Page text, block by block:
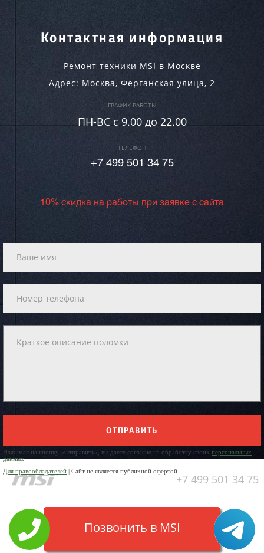
Контактная информация
Ремонт техники MSI в Москве
Адрес: Москва, Ферганская улица, 2
ГРАФИК РАБОТЫ
ПН-ВC c 9.00 до 22.00
ТЕЛЕФОН
+7 499 501 34 75
10% скидка на работы при заявке с сайта
ОТПРАВИТЬ
Нажимая на кнопку «Отправить», вы даете согласие на обработку своих персональных
данных
Для правообладателей | Сайт не является публичной офертой.
+7 499 501 34 75
Позвонить в MSI